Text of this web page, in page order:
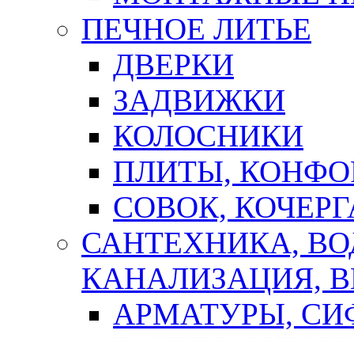
ПЕЧНОЕ ЛИТЬЕ
ДВЕРКИ
ЗАДВИЖКИ
КОЛОСНИКИ
ПЛИТЫ,
СОВОК,
САНТЕХНИКА,
КАНАЛИЗАЦИЯ,
АРМАТУРЫ,